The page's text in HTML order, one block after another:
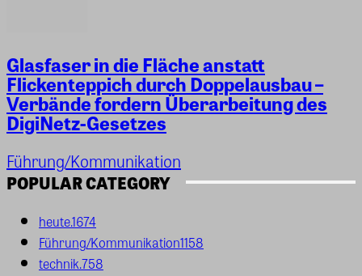
Glasfaser in die Fläche anstatt
Flickenteppich durch Doppelausbau –
Verbände fordern Überarbeitung des
DigiNetz-Gesetzes
Führung/Kommunikation
POPULAR CATEGORY
heute.1674
Führung/Kommunikation1158
technik.758